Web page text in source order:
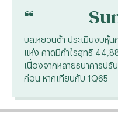
“
บล.หยวนต้า ประเมินงบหุ้
แห่ง คาดมีกำไรสุทธิ
เนื่องจากหลายธนาคารป
ก่อน หากเทียบกับ 1Q65